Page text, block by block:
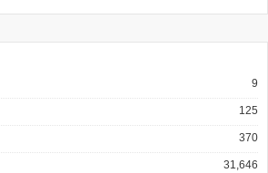
9
125
370
31,646